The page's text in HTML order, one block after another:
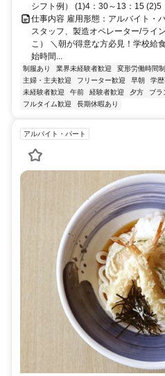
シフト例） (1)4：30～13：15 (2)5
仕事内容 雇用形態：アルバイト・
スタッフ、製造オペレーター/ライ
こ） ＼朝が得意な方必見！学校給
始時間...
制服あり 業界未経験者歓迎 変形労働時間制
主婦・主夫歓迎
フリーター歓迎 早朝 学
未経験者歓迎
午前 経験者歓迎 夕方 ブラ
フルタイム歓迎
長期休暇あり
アルバイト・パート